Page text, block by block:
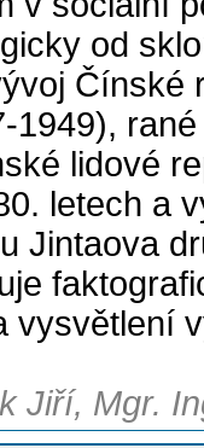
od
Čínské
1949),
lidové
letech a
Jintaova
vysvětlení
Jiří, Mgr.